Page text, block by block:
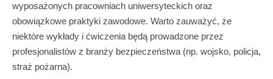
wyposażonych pracowniach uniwersyteckich oraz
obowiązkowe praktyki zawodowe. Warto zauważyć, że
niektóre wykłady i ćwiczenia będą prowadzone przez
profesjonalistów z branży bezpieczeństwa (np. wojsko, policja,
straż pożarna).